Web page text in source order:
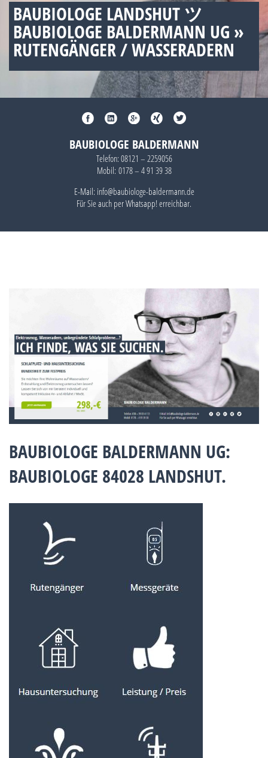
BAUBIOLOGE LANDSHUT ツ
BAUBIOLOGE BALDERMANN UG »
RUTENGÄNGER / WASSERADERN
BAUBIOLOGE BALDERMANN
Telefon: 08121 – 2259056
Mobil: 0178 – 4 91 39 38
E-Mail: info@baubiologe-baldermann.de
Für Sie auch perWhatsapp!erreichbar.
BAUBIOLOGE BALDERMANN UG:
BAUBIOLOGE 84028 LANDSHUT.